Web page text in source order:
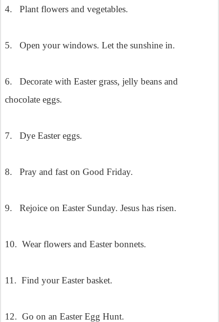
4. Plant flowers and vegetables.
5. Open your windows. Let the sunshine in.
6.
Decorate with Easter grass, jelly beans and
chocolate eggs.
7. Dye Easter eggs.
8. Pray and fast on Good Friday.
9. Rejoice on Easter Sunday. Jesus has risen.
10. Wear flowers and Easter bonnets.
11. Find your Easter basket.
12. Go on an Easter Egg Hunt.